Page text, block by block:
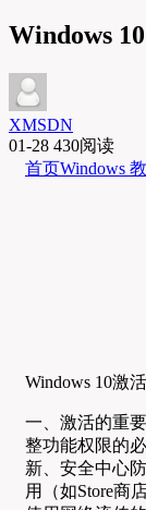
Windows
XMSDN
01-28 430阅读
首页Windows
Windows 10激
一、激活的重
整功能权限的
新、安全中心
用（如Store商